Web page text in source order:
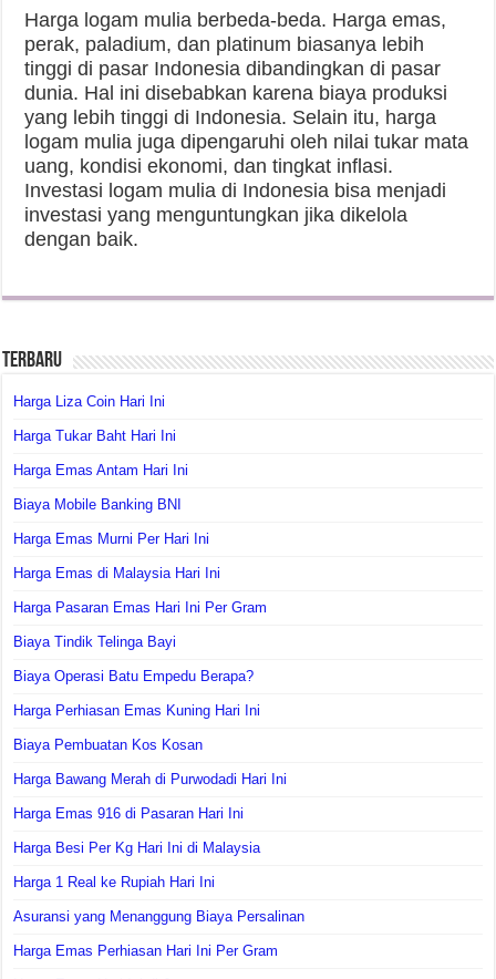
Harga logam mulia berbeda-beda. Harga emas,
perak, paladium, dan platinum biasanya lebih
tinggi di pasar Indonesia dibandingkan di pasar
dunia. Hal ini disebabkan karena biaya produksi
yang lebih tinggi di Indonesia. Selain itu, harga
logam mulia juga dipengaruhi oleh nilai tukar mata
uang, kondisi ekonomi, dan tingkat inflasi.
Investasi logam mulia di Indonesia bisa menjadi
investasi yang menguntungkan jika dikelola
dengan baik.
Terbaru
Harga Liza Coin Hari Ini
Harga Tukar Baht Hari Ini
Harga Emas Antam Hari Ini
Biaya Mobile Banking BNI
Harga Emas Murni Per Hari Ini
Harga Emas di Malaysia Hari Ini
Harga Pasaran Emas Hari Ini Per Gram
Biaya Tindik Telinga Bayi
Biaya Operasi Batu Empedu Berapa?
Harga Perhiasan Emas Kuning Hari Ini
Biaya Pembuatan Kos Kosan
Harga Bawang Merah di Purwodadi Hari Ini
Harga Emas 916 di Pasaran Hari Ini
Harga Besi Per Kg Hari Ini di Malaysia
Harga 1 Real ke Rupiah Hari Ini
Asuransi yang Menanggung Biaya Persalinan
Harga Emas Perhiasan Hari Ini Per Gram